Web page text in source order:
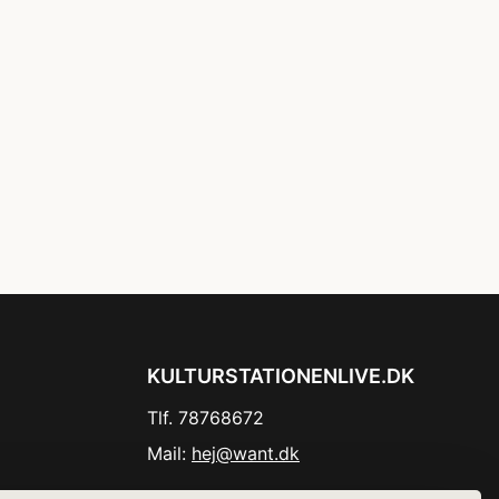
KULTURSTATIONENLIVE.DK
Tlf. 78768672
Mail: hej@want.dk